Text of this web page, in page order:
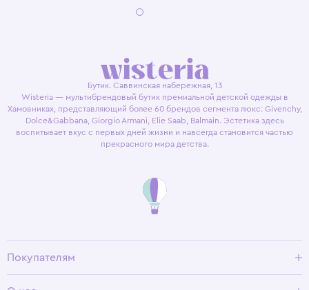
Бутик. Саввинская набережная, 13
Wisteria — мультибрендовый бутик премиальной детской одежды в
Хамовниках, представляющий более 60 брендов сегмента люкс: Givenchy,
Dolce&Gabbana, Giorgio Armani, Elie Saab, Balmain. Эстетика здесь
воспитывает вкус с первых дней жизни и навсегда становится частью
прекрасного мира детства.
Покупателям